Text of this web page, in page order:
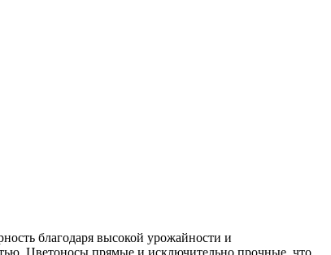
благодаря высокой урожайности и
Цветоносы прямые и исключительно прочные, что